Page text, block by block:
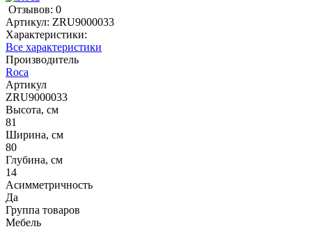
Отзывов: 0
Артикул: ZRU9000033
Характеристики:
Все характеристики
Производитель
Roca
Артикул
ZRU9000033
Высота, см
81
Ширина, см
80
Глубина, см
14
Асимметричность
Да
Группа товаров
Мебель